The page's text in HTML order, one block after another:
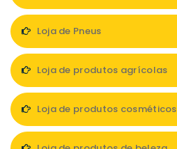
Loja de Pneus
Loja de produtos agrícolas
Loja de produtos cosméticos